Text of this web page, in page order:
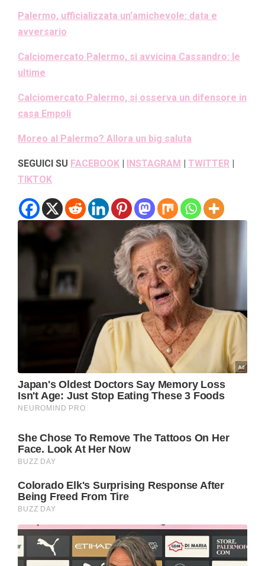
Palermo, ufficializzata un’amichevole: data e
avversario
Calciomercato Palermo, si avvicina Cassandro: le
ultime
Calciomercato Palermo, si osserva un difensore in
casa Empoli
Moreo al Palermo? Allora un big saluta
SEGUICI SU FACEBOOK | INSTAGRAM | TWITTER |
TIKTOK